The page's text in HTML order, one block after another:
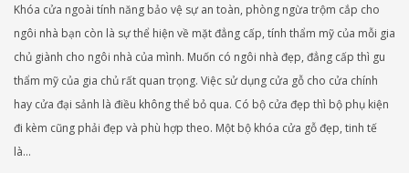
Khóa cửa ngoài tính năng bảo vệ sự an toàn, phòng ngừa trộm cắp cho
ngôi nhà bạn còn là sự thể hiện về mặt đẳng cấp, tính thẩm mỹ của mỗi gia
chủ giành cho ngôi nhà của mình. Muốn có ngôi nhà đẹp, đẳng cấp thì gu
thẩm mỹ của gia chủ rất quan trọng. Việc sử dụng cửa gỗ cho cửa chính
hay cửa đại sảnh là điều không thể bỏ qua. Có bộ cửa đẹp thì bộ phụ kiện
đi kèm cũng phải đẹp và phù hợp theo. Một bộ khóa cửa gỗ đẹp, tinh tế
là...